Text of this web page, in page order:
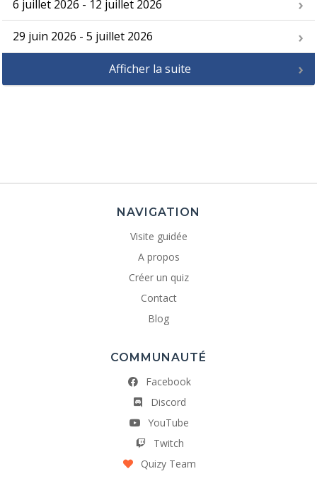
6 juillet 2026 - 12 juillet 2026
29 juin 2026 - 5 juillet 2026
Afficher la suite
NAVIGATION
Visite guidée
A propos
Créer un quiz
Contact
Blog
COMMUNAUTÉ
Facebook
Discord
YouTube
Twitch
Quizy Team